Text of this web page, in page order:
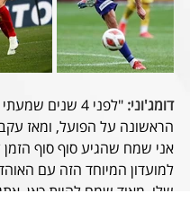
דומג'וני: "
לפני 4 שנים
הראשונה על הפועל, ומאז
אני שמח שהגיע סוף סוף
למועדון המיוחד הזה עם
שלו. מאוד שמח להיות כאן,